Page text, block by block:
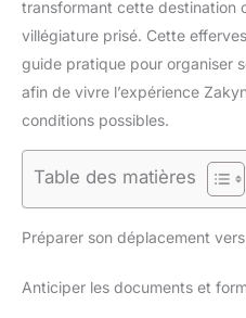
transformant cette destination
villégiature prisé. Cette
guide pratique pour organiser
afin de vivre l’expérience
conditions possibles.
Table des matières
Préparer son déplacement
Anticiper les documents et